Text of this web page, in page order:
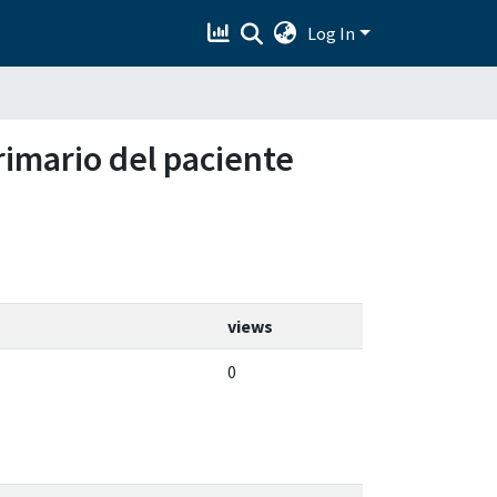
Log In
del paciente
views
0